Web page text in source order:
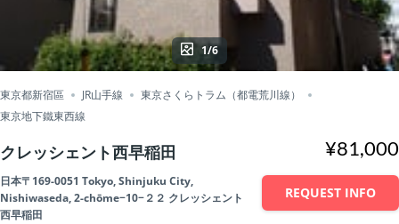
1/6
東京都新宿區 JR山手線
東京さくらトラム（都電荒川線）
東京地下鐵東西線
クレッシェント西早稲田
日本〒169-0051 Tokyo, Shinjuku City,
Nishiwaseda, 2-chōme−10−２２ クレッシェント
西早稲田
¥81,000
REQUEST INFO